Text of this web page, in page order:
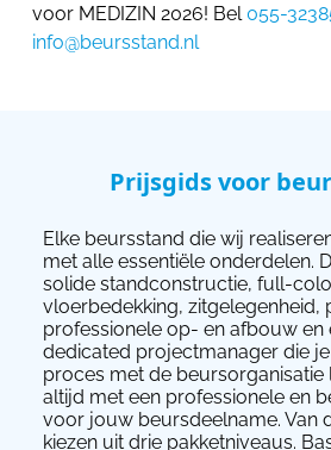
voor MEDIZIN 2026! Bel 055-
info@beursstand.nl
Prijsgids voor
Elke beursstand die wij
met alle essentiële onderdelen.
solide standconstructie, full-
vloerbedekking, zitgelegenheid,
professionele op- en afbouw en
dedicated projectmanager die
proces met de beursorganisatie
altijd met een professionele en
voor jouw beursdeelname. Van
kiezen uit drie pakketniveaus.